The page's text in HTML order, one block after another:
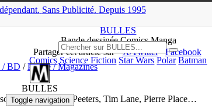
Sans Publicité. Depuis 1995
BULLES
Bande dessinée Comics Manga
Comics Science Fiction Star Wars Polar Batman
BULLES
Toggle navigation
▲
Partager cet article sur X/Twitter
Facebook
/ BD /Presse / Magazines
Little, Frederik Peeters, Tim Lane, Pierre Place…